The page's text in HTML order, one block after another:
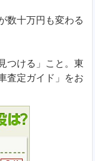
数十万円も変わる
つける」こと。東
査定ガイド」をお